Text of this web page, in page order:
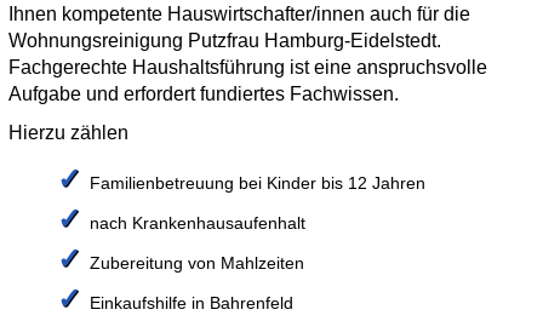
Ihnen kompetente Hauswirtschafter/innen auch für die
Wohnungsreinigung Putzfrau Hamburg-Eidelstedt.
Fachgerechte Haushaltsführung ist eine anspruchsvolle
Aufgabe und erfordert fundiertes Fachwissen.
Hierzu zählen
✓ Familienbetreuung bei Kinder bis 12 Jahren
✓ nach Krankenhausaufenhalt
✓Zubereitung von Mahlzeiten
✓ Einkaufshilfe in Bahrenfeld